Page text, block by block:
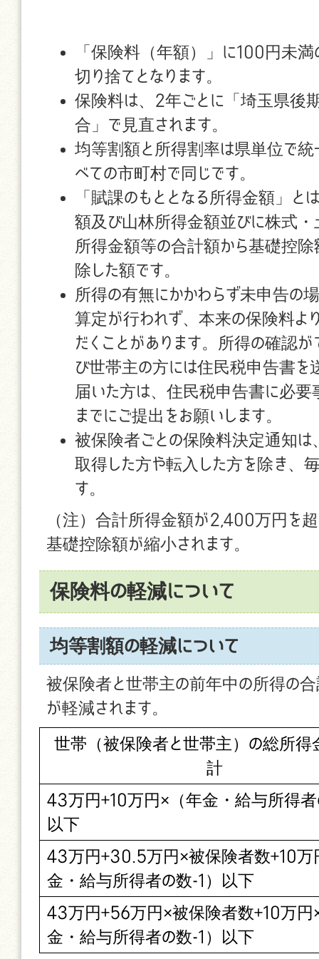
「保険料（年額）」に100円未満
切り捨てとなります。
保険料は、2年ごとに「埼玉県後
合」で見直されます。
均等割額と所得割率は県単位で統
べての市町村で同じです。
「賦課のもととなる所得金額」と
額及び山林所得金額並びに株式
所得金額等の合計額から基礎控
除した額です。
所得の有無にかかわらず未申告の
算定が行われず、本来の保険料よ
だくことがあります。所得の確認
び世帯主の方には住民税申告書を
届いた方は、住民税申告書に必
までにご提出をお願いします。
被保険者ごとの保険料決定通知は
取得した方や転入した方を除き、
す。
（注）合計所得金額が2,400万円を
基礎控除額が縮小されます。
保険料の軽減について
均等割額の軽減について
被保険者と世帯主の前年中の所得の
が軽減されます。
世帯（被保険者と世帯主）の総所得
計
43万円+10万円×（年金・給与所得者
以下
43万円+30.5万円×被保険者数+10万
金・給与所得者の数-1）以下
43万円+56万円×被保険者数+10万円
金・給与所得者の数-1）以下